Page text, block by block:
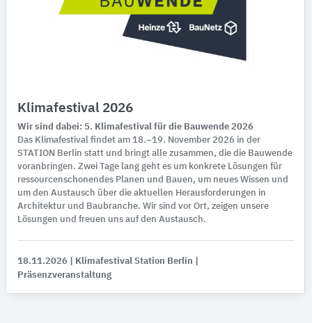
Klimafestival 2026
Wir sind dabei: 5. Klimafestival für die Bauwende 2026
Das Klimafestival findet am 18.–19. November 2026 in der
STATION Berlin statt und bringt alle zusammen, die die Bauwende
voranbringen. Zwei Tage lang geht es um konkrete Lösungen für
ressourcenschonendes Planen und Bauen, um neues Wissen und
um den Austausch über die aktuellen Herausforderungen in
Architektur und Baubranche. Wir sind vor Ort, zeigen unsere
Lösungen und freuen uns auf den Austausch.
18.11.2026 | Klimafestival Station Berlin
Präsenzveranstaltung